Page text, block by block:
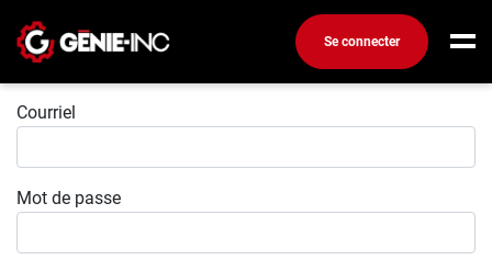
Se connecter
Connexion
Emplois
Connexion
Courriel
Mot de passe